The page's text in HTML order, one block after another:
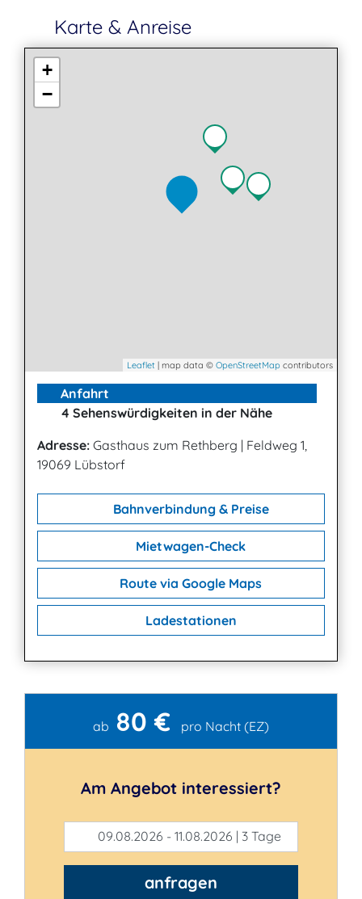
Karte & Anreise
+
−
Leaflet | map data © OpenStreetMap contributors
Anfahrt
4 Sehenswürdigkeiten in der Nähe
Adresse: Gasthaus zum Rethberg | Feldweg 1,
19069 Lübstorf
Bahnverbindung & Preise
Mietwagen-Check
Route via Google Maps
Ladestationen
Kontakt
ab 80 € pro Nacht (EZ)
Am Angebot interessiert?
09.08.2026 - 11.08.2026 | 3 Tage
anfragen